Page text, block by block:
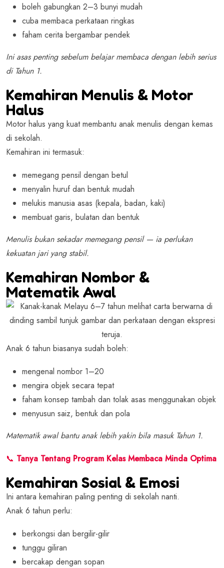
boleh gabungkan 2–3 bunyi mudah
cuba membaca perkataan ringkas
faham cerita bergambar pendek
Ini asas penting sebelum belajar membaca dengan lebih serius
di Tahun 1.
Kemahiran Menulis & Motor
Halus
Motor halus yang kuat membantu anak menulis dengan kemas
di sekolah.
Kemahiran ini termasuk:
memegang pensil dengan betul
menyalin huruf dan bentuk mudah
melukis manusia asas (kepala, badan, kaki)
membuat garis, bulatan dan bentuk
Menulis bukan sekadar memegang pensil — ia perlukan
kekuatan jari yang stabil.
Kemahiran Nombor &
Matematik Awal
Anak 6 tahun biasanya sudah boleh:
mengenal nombor 1–20
mengira objek secara tepat
faham konsep tambah dan tolak asas menggunakan objek
menyusun saiz, bentuk dan pola
Matematik awal bantu anak lebih yakin bila masuk Tahun 1.
📞 Tanya Tentang Program Kelas Membaca Minda Optima
Kemahiran Sosial & Emosi
Ini antara kemahiran paling penting di sekolah nanti.
Anak 6 tahun perlu:
berkongsi dan bergilir-gilir
tunggu giliran
bercakap dengan sopan